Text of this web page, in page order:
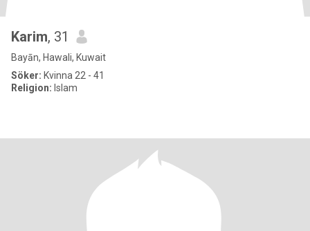
Karim, 31
Bayān, Hawali, Kuwait
Söker: Kvinna 22 - 41
Religion: Islam